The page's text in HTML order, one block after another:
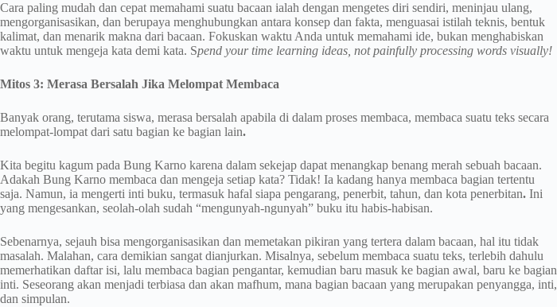
Cara paling mudah dan cepat memahami suatu bacaan ialah dengan mengetes diri sendiri, meninjau ulang,
mengorganisasikan, dan berupaya menghubungkan antara konsep dan fakta, menguasai istilah teknis, bentuk
kalimat, dan menarik makna dari bacaan. Fokuskan waktu Anda untuk memahami ide, bukan menghabiskan
waktu untuk mengeja kata demi kata. Spend your time learning ideas, not painfully processing words visually!
Mitos 3: Merasa Bersalah Jika Melompat Membaca
Banyak orang, terutama siswa, merasa bersalah apabila di dalam proses membaca, membaca suatu teks secara
melompat-lompat dari satu bagian ke bagian lain.
Kita begitu kagum pada Bung Karno karena dalam sekejap dapat menangkap benang merah sebuah bacaan.
Adakah Bung Karno membaca dan mengeja setiap kata? Tidak! Ia kadang hanya membaca bagian tertentu
saja. Namun, ia mengerti inti buku, termasuk hafal siapa pengarang, penerbit, tahun, dan kota penerbitan. Ini
yang mengesankan, seolah-olah sudah “mengunyah-ngunyah” buku itu habis-habisan.
Sebenarnya, sejauh bisa mengorganisasikan dan memetakan pikiran yang tertera dalam bacaan, hal itu tidak
masalah. Malahan, cara demikian sangat dianjurkan. Misalnya, sebelum membaca suatu teks, terlebih dahulu
memerhatikan daftar isi, lalu membaca bagian pengantar, kemudian baru masuk ke bagian awal, baru ke bagian
inti. Seseorang akan menjadi terbiasa dan akan mafhum, mana bagian bacaan yang merupakan penyangga, inti,
dan simpulan.